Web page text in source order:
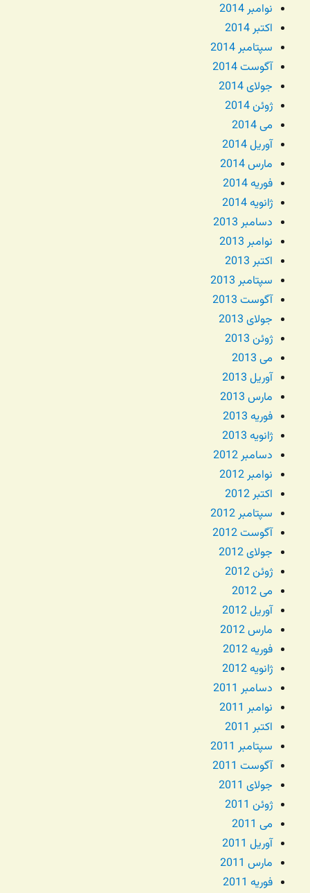
نوامبر 2014
اکتبر 2014
سپتامبر 2014
آگوست 2014
جولای 2014
ژوئن 2014
می 2014
آوریل 2014
مارس 2014
فوریه 2014
ژانویه 2014
دسامبر 2013
نوامبر 2013
اکتبر 2013
سپتامبر 2013
آگوست 2013
جولای 2013
ژوئن 2013
می 2013
آوریل 2013
مارس 2013
فوریه 2013
ژانویه 2013
دسامبر 2012
نوامبر 2012
اکتبر 2012
سپتامبر 2012
آگوست 2012
جولای 2012
ژوئن 2012
می 2012
آوریل 2012
مارس 2012
فوریه 2012
ژانویه 2012
دسامبر 2011
نوامبر 2011
اکتبر 2011
سپتامبر 2011
آگوست 2011
جولای 2011
ژوئن 2011
می 2011
آوریل 2011
مارس 2011
فوریه 2011